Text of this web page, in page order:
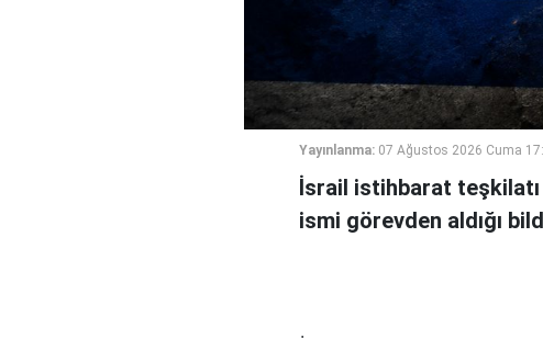
Yayınlanma: 07 Ağustos 2026 Cuma
İsrail istihbarat teşkilatı
ismi görevden aldığı